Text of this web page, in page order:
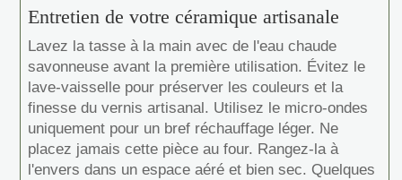
Entretien de votre céramique artisanale
Lavez la tasse à la main avec de l'eau chaude
savonneuse avant la première utilisation. Évitez le
lave-vaisselle pour préserver les couleurs et la
finesse du vernis artisanal. Utilisez le micro-ondes
uniquement pour un bref réchauffage léger. Ne
placez jamais cette pièce au four. Rangez-la à
l'envers dans un espace aéré et bien sec. Quelques